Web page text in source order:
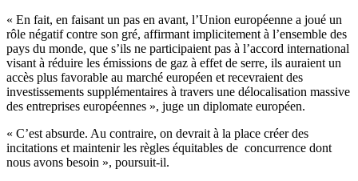
« En fait, en faisant un pas en avant, l’Union européenne a joué un
rôle négatif contre son gré, affirmant implicitement à l’ensemble des
pays du monde, que s’ils ne participaient pas à l’accord international
visant à réduire les émissions de gaz à effet de serre, ils auraient un
accès plus favorable au marché européen et recevraient des
investissements supplémentaires à travers une délocalisation massive
des entreprises européennes », juge un diplomate européen.
« C’est absurde. Au contraire, on devrait à la place créer des
incitations et maintenir les règles équitables de concurrence dont
nous avons besoin », poursuit-il.